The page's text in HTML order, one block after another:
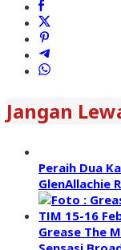
Jangan
Peraih Dua
GlenAllachie
Grease The